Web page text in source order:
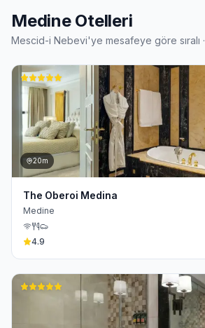
Medine Otelleri
Mescid-i Nebevi'ye mesafeye göre sıralı ·
20m
The Oberoi Medina
Medine
4.9